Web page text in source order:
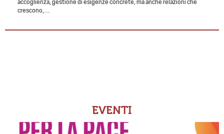
accoglienza, gestione di esigenze concrete, ma anche relazioni che
crescono,…
EVENTI